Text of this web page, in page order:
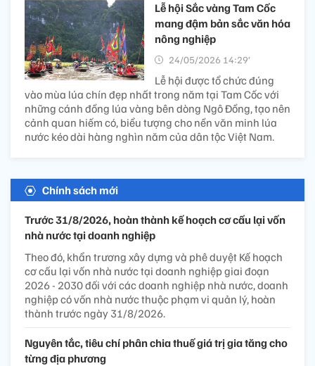
Lễ hội Sắc vàng Tam Cốc
mang đậm bản sắc văn hóa
nông nghiệp
24/05/2026 14:29’
Lễ hội được tổ chức đúng
vào mùa lúa chín đẹp nhất trong năm tại Tam Cốc với
những cánh đồng lúa vàng bên dòng Ngô Đồng, tạo nên
cảnh quan hiếm có, biểu tượng cho nền văn minh lúa
nước kéo dài hàng nghìn năm của dân tộc Việt Nam.
Chính sách mới
Trước 31/8/2026, hoàn thành kế hoạch cơ cấu lại vốn
nhà nước tại doanh nghiệp
Theo đó, khẩn trương xây dựng và phê duyệt Kế hoạch
cơ cấu lại vốn nhà nước tại doanh nghiệp giai đoạn
2026 - 2030 đối với các doanh nghiệp nhà nước, doanh
nghiệp có vốn nhà nước thuộc phạm vi quản lý, hoàn
thành trước ngày 31/8/2026.
Nguyên tắc, tiêu chí phân chia thuế giá trị gia tăng cho
từng địa phương